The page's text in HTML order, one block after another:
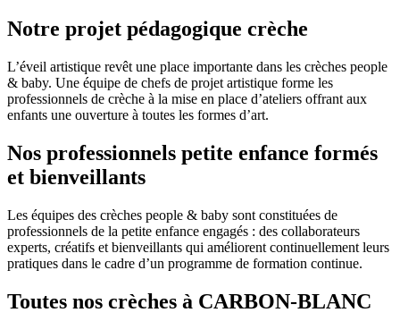
Notre projet pédagogique crèche
L’éveil artistique revêt une place importante dans les crèches people
& baby. Une équipe de chefs de projet artistique forme les
professionnels de crèche à la mise en place d’ateliers offrant aux
enfants une ouverture à toutes les formes d’art.
Nos professionnels petite enfance formés
et bienveillants
Les équipes des crèches people & baby sont constituées de
professionnels de la petite enfance engagés : des collaborateurs
experts, créatifs et bienveillants qui améliorent continuellement leurs
pratiques dans le cadre d’un programme de formation continue.
Toutes nos crèches à CARBON-BLANC